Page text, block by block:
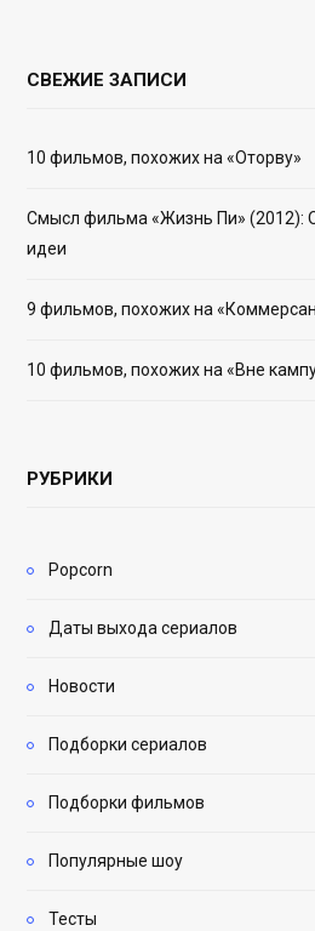
СВЕЖИЕ ЗАПИСИ
10 фильмов, похожих на «Оторву»
Смысл фильма «Жизнь Пи» (2012):
идеи
9 фильмов, похожих на
10 фильмов, похожих на «Вне
РУБРИКИ
Popcorn
Даты выхода сериалов
Новости
Подборки сериалов
Подборки фильмов
Популярные шоу
Тесты